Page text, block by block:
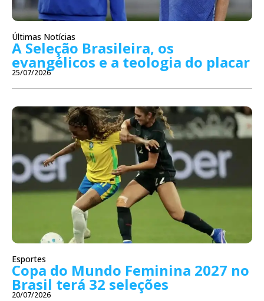
Últimas Notícias
A Seleção Brasileira, os
evangélicos e a teologia do placar
25/07/2026
Esportes
Copa do Mundo Feminina 2027 no
Brasil terá 32 seleções
20/07/2026